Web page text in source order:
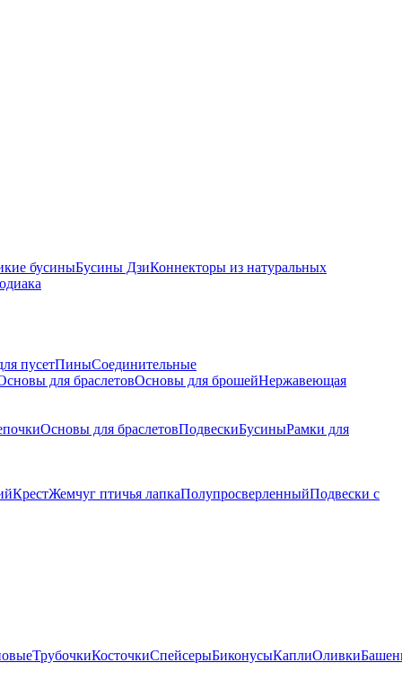
бусиныБусины ДзиКоннекторы из натуральных
пусетПиныСоединительные
для браслетовОсновы для брошейНержавеющая
Основы для браслетовПодвескиБусиныРамки для
КрестЖемчуг птичья лапкаПолупросверленныйПодвески с
ТрубочкиКосточкиСпейсерыБиконусыКаплиОливки